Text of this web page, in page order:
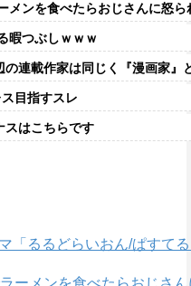
メンを食べたらおじさんに怒
暇つぶしｗｗｗ
載作家は同じく『漫画家』と呼ば
目指すスレ
スはこちらです
「るるどらいおん/ぱすて
ーメンを食べたらおじさ